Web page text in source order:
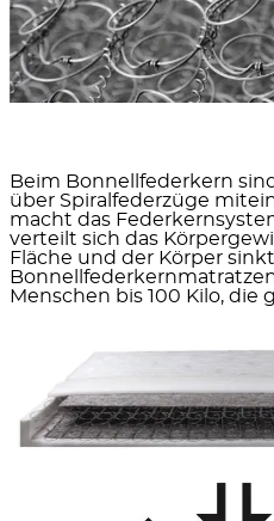
Beim Bonnellfederkern
über Spiralfederzüge
macht das
verteilt sich das
Fläche und der Körper
Menschen bis 100 Kilo, die